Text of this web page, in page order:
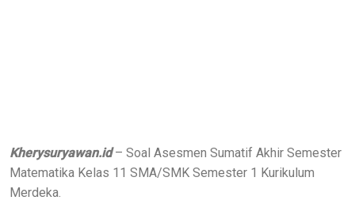
Kherysuryawan.id– Soal Asesmen Sumatif Akhir Semester
Matematika Kelas 11 SMA/SMK Semester 1 Kurikulum
Merdeka.